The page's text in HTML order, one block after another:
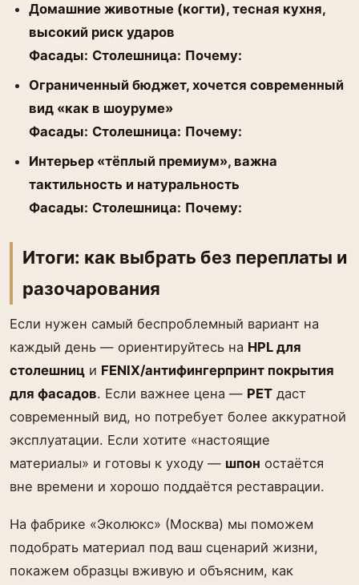
Домашние животные (когти), тесная кухня,
высокий риск ударов
Фасады: Столешница: Почему:
Ограниченный бюджет, хочется современный
вид «как в шоуруме»
Фасады: Столешница: Почему:
Интерьер «тёплый премиум», важна
тактильность и натуральность
Фасады: Столешница: Почему:
Итоги: как выбрать без переплаты и
разочарования
Если нужен самый беспроблемный вариант на
каждый день — ориентируйтесь на HPL для
столешниц и FENIX/антифингерпринт покрытия
для фасадов. Если важнее цена — PET даст
современный вид, но потребует более аккуратной
эксплуатации. Если хотите «настоящие
материалы» и готовы к уходу — шпон остаётся
вне времени и хорошо поддаётся реставрации.
На фабрике «Эколюкс» (Москва) мы поможем
подобрать материал под ваш сценарий жизни,
покажем образцы вживую и объясним, как